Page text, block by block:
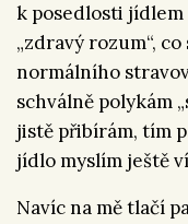
k posedlosti jídlem
„zdravý rozum“,
normálního
schválně polykám
jistě přibírám, tím
jídlo myslím ještě
Navíc na mě tlačí